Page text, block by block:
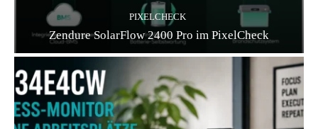
PIXELCHECK
Zendure SolarFlow 2400 Pro im PixelCheck